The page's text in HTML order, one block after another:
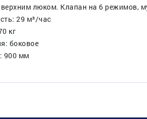
люком. Клапан на 6 режимов,
29 м³/час
кг
боковое
900 мм